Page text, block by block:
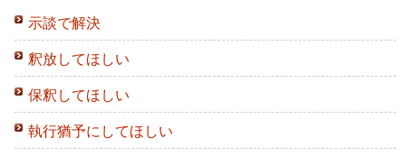
示談で解決
釈放してほしい
保釈してほしい
執行猶予にしてほしい